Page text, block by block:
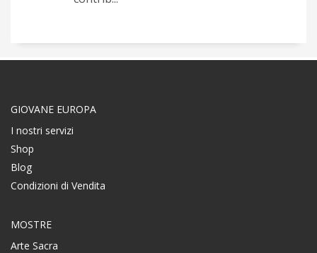
GIOVANE EUROPA
I nostri servizi
Shop
Blog
Condizioni di Vendita
MOSTRE
Arte Sacra